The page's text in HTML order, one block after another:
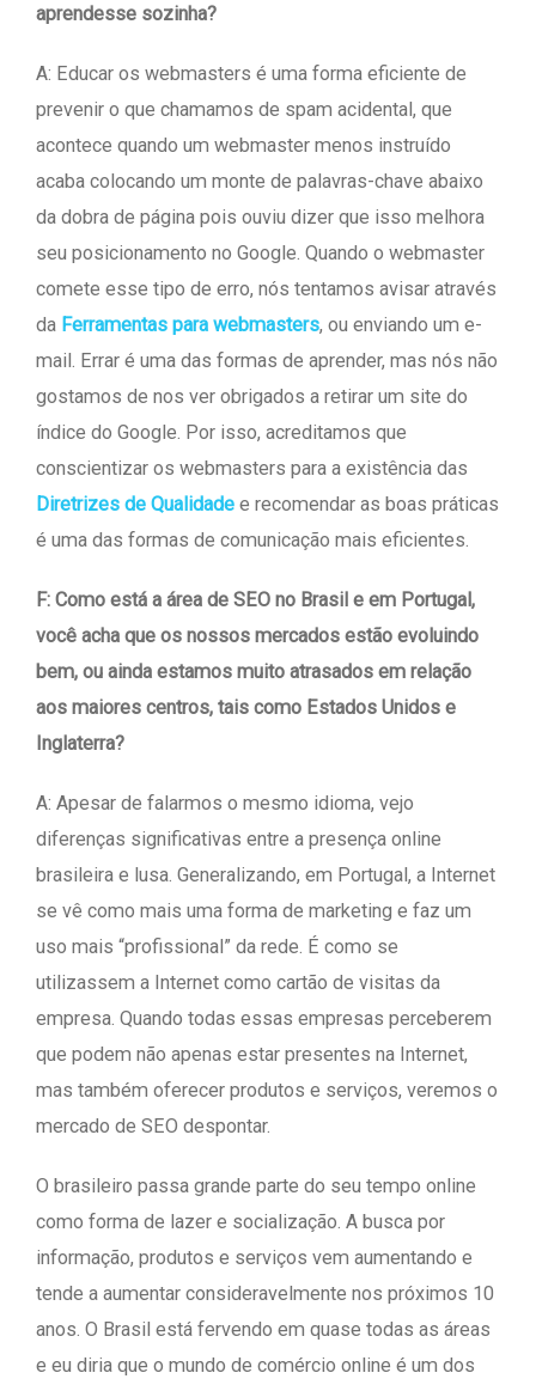
aprendesse sozinha?
A: Educar os webmasters é uma forma eficiente de
prevenir o que chamamos de spam acidental, que
acontece quando um webmaster menos instruído
acaba colocando um monte de palavras-chave abaixo
da dobra de página pois ouviu dizer que isso melhora
seu posicionamento no Google. Quando o webmaster
comete esse tipo de erro, nós tentamos avisar através
da Ferramentas para webmasters, ou enviando um e-
mail. Errar é uma das formas de aprender, mas nós não
gostamos de nos ver obrigados a retirar um site do
índice do Google. Por isso, acreditamos que
conscientizar os webmasters para a existência das
Diretrizes de Qualidade e recomendar as boas práticas
é uma das formas de comunicação mais eficientes.
F: Como está a área de SEO no Brasil e em Portugal,
você acha que os nossos mercados estão evoluindo
bem, ou ainda estamos muito atrasados em relação
aos maiores centros, tais como Estados Unidos e
Inglaterra?
A: Apesar de falarmos o mesmo idioma, vejo
diferenças significativas entre a presença online
brasileira e lusa. Generalizando, em Portugal, a Internet
se vê como mais uma forma de marketing e faz um
uso mais “profissional” da rede. É como se
utilizassem a Internet como cartão de visitas da
empresa. Quando todas essas empresas perceberem
que podem não apenas estar presentes na Internet,
mas também oferecer produtos e serviços, veremos o
mercado de SEO despontar.
O brasileiro passa grande parte do seu tempo online
como forma de lazer e socialização. A busca por
informação, produtos e serviços vem aumentando e
tende a aumentar consideravelmente nos próximos 10
anos. O Brasil está fervendo em quase todas as áreas
e eu diria que o mundo de comércio online é um dos